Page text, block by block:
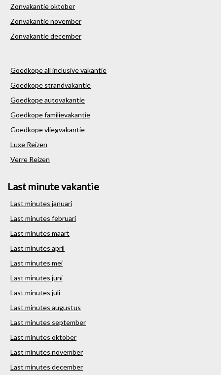
Zonvakantie oktober
Zonvakantie november
Zonvakantie december
Goedkope all inclusive vakantie
Goedkope strandvakantie
Goedkope autovakantie
Goedkope familievakantie
Goedkope vliegvakantie
Luxe Reizen
Verre Reizen
Last minute vakantie
Last minutes januari
Last minutes februari
Last minutes maart
Last minutes april
Last minutes mei
Last minutes juni
Last minutes juli
Last minutes augustus
Last minutes september
Last minutes oktober
Last minutes november
Last minutes december